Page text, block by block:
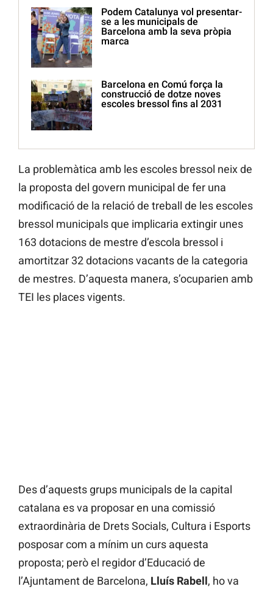
Podem Catalunya vol presentar-
se a les municipals de
Barcelona amb la seva pròpia
marca
Barcelona en Comú força la
construcció de dotze noves
escoles bressol fins al 2031
La problemàtica amb les escoles bressol neix de
la proposta del govern municipal de fer una
modificació de la relació de treball de les escoles
bressol municipals que implicaria extingir unes
163 dotacions de mestre d’escola bressol i
amortitzar 32 dotacions vacants de la categoria
de mestres. D’aquesta manera, s’ocuparien amb
TEI les places vigents.
Des d’aquests grups municipals de la capital
catalana es va proposar en una comissió
extraordinària de Drets Socials, Cultura i Esports
posposar com a mínim un curs aquesta
proposta; però el regidor d’Educació de
l’Ajuntament de Barcelona, Lluís Rabell, ho va